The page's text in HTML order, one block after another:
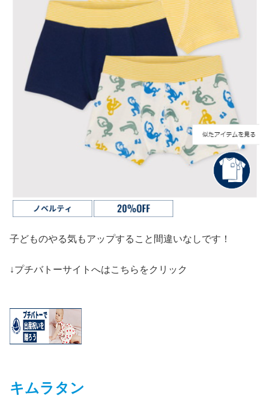
子どものやる気もアップすること間違いなしです！
↓プチバトーサイトへはこちらをクリック
キムラタン